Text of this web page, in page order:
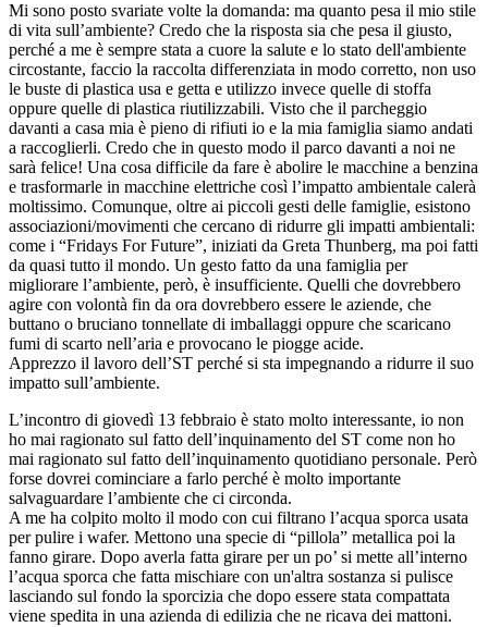
Mi sono posto svariate volte la domanda: ma quanto pesa il mio stile
di vita sull’ambiente? Credo che la risposta sia che pesa il giusto,
perché a me è sempre stata a cuore la salute e lo stato dell'ambiente
circostante, faccio la raccolta differenziata in modo corretto, non uso
le buste di plastica usa e getta e utilizzo invece quelle di stoffa
oppure quelle di plastica riutilizzabili. Visto che il parcheggio
davanti a casa mia è pieno di rifiuti io e la mia famiglia siamo andati
a raccoglierli. Credo che in questo modo il parco davanti a noi ne
sarà felice! Una cosa difficile da fare è abolire le macchine a benzina
e trasformarle in macchine elettriche così l’impatto ambientale calerà
moltissimo. Comunque, oltre ai piccoli gesti delle famiglie, esistono
associazioni/movimenti che cercano di ridurre gli impatti ambientali:
come i “Fridays For Future”, iniziati da Greta Thunberg, ma poi fatti
da quasi tutto il mondo. Un gesto fatto da una famiglia per
migliorare l’ambiente, però, è insufficiente. Quelli che dovrebbero
agire con volontà fin da ora dovrebbero essere le aziende, che
buttano o bruciano tonnellate di imballaggi oppure che scaricano
fumi di scarto nell’aria e provocano le piogge acide.
Apprezzo il lavoro dell’ST perché si sta impegnando a ridurre il suo
impatto sull’ambiente.
L’incontro di giovedì 13 febbraio è stato molto interessante, io non
ho mai ragionato sul fatto dell’inquinamento del ST come non ho
mai ragionato sul fatto dell’inquinamento quotidiano personale. Però
forse dovrei cominciare a farlo perché è molto importante
salvaguardare l’ambiente che ci circonda.
A me ha colpito molto il modo con cui filtrano l’acqua sporca usata
per pulire i wafer. Mettono una specie di “pillola” metallica poi la
fanno girare. Dopo averla fatta girare per un po’ si mette all’interno
l’acqua sporca che fatta mischiare con un'altra sostanza si pulisce
lasciando sul fondo la sporcizia che dopo essere stata compattata
viene spedita in una azienda di edilizia che ne ricava dei mattoni.